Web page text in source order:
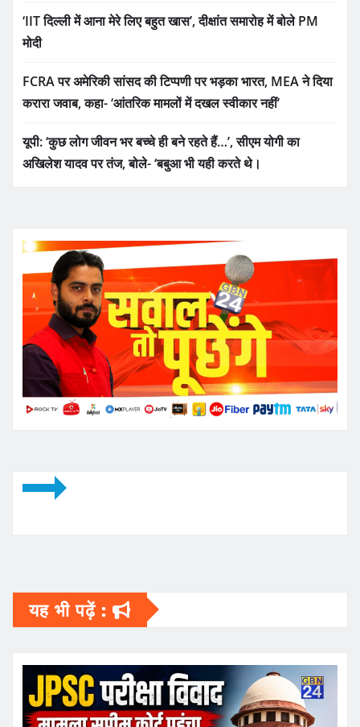
‘IIT दिल्ली में आना मेरे लिए बहुत खास’, दीक्षांत समारोह में बोले PM
मोदी
FCRA पर अमेरिकी सांसद की टिप्पणी पर भड़का भारत, MEA ने दिया
करारा जवाब, कहा- ‘आंतरिक मामलों में दखल स्वीकार नहीं’
यूपी: ‘कुछ लोग जीवन भर बच्चे ही बने रहते हैं…’, सीएम योगी का
अखिलेश यादव पर तंज, बोले- ‘बबुआ भी यही करते थे।
यह भी पढ़ें :